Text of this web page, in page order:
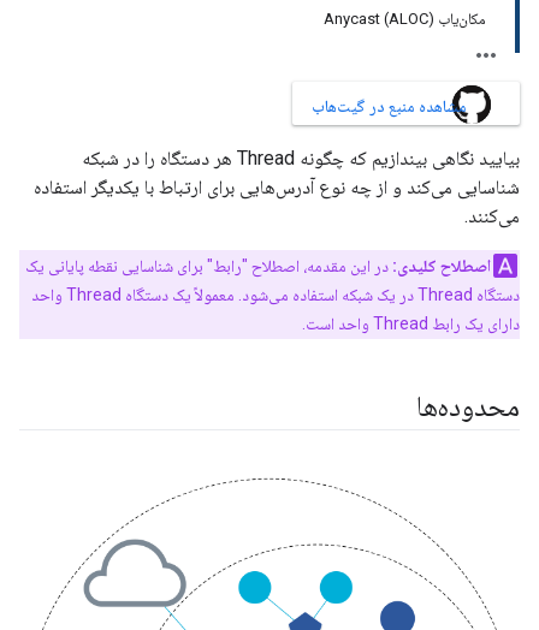
مکان‌یاب Anycast (ALOC)
مشاهده منبع در گیت‌هاب
بیایید نگاهی بیندازیم که چگونه Thread هر دستگاه را در شبکه
شناسایی می‌کند و از چه نوع آدرس‌هایی برای ارتباط با یکدیگر استفاده
می‌کنند.
اصطلاح کلیدی: در این مقدمه، اصطلاح "رابط" برای شناسایی نقطه پایانی یک
دستگاه Thread در یک شبکه استفاده می‌شود. معمولاً یک دستگاه Thread واحد
دارای یک رابط Thread واحد است.
محدوده‌ها